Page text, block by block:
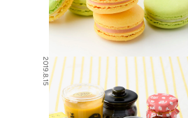
2019.8.15